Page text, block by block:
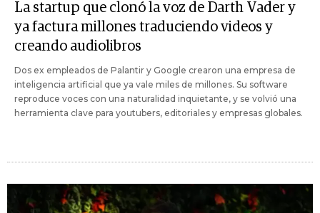
La startup que clonó la voz de Darth Vader y
ya factura millones traduciendo videos y
creando audiolibros
Dos ex empleados de Palantir y Google crearon una empresa de
inteligencia artificial que ya vale miles de millones. Su software
reproduce voces con una naturalidad inquietante, y se volvió una
herramienta clave para youtubers, editoriales y empresas globales.